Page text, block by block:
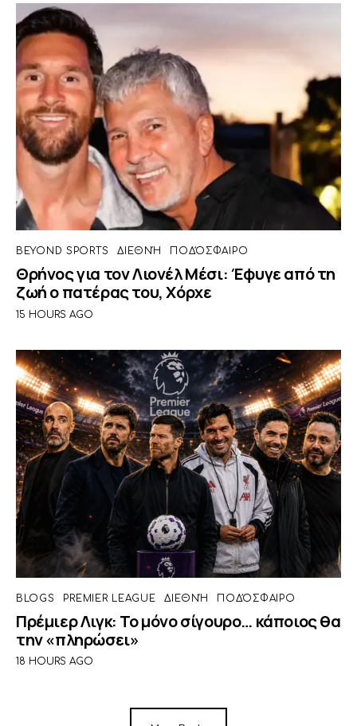
BEYOND SPORTS ΔΙΕΘΝΉ ΠΟΔΌΣΦΑΙΡΟ
Θρήνος για τον Λιονέλ Μέσι: Έφυγε από τη
ζωή ο πατέρας του, Χόρχε
15 HOURS AGO
BLOGS PREMIER LEAGUE ΔΙΕΘΝΉ ΠΟΔΌΣΦΑΙΡΟ
Πρέμιερ Λιγκ: Το μόνο σίγουρο… κάποιος θα
την «πληρώσει»
18 HOURS AGO